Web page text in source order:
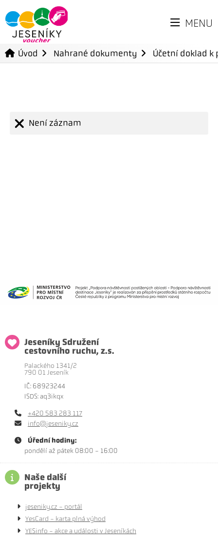
MENU
Úvod Nahrané dokumenty Účetní doklad
Není záznam
Jeseníky Sdružení
cestovního ruchu, z.s.
Palackého 1341/2
790 01 Jeseník
IČ: 68923244
ISDS: aq3ikqx
+420 583 283 117
info@jeseniky.cz
Úřední hodiny:
pondělí až pátek 08:00 - 16:00
Naše další
projekty
jeseniky.cz - portál
YesCard - karta plná výhod
YESinfo - akce a události v Jeseníkách